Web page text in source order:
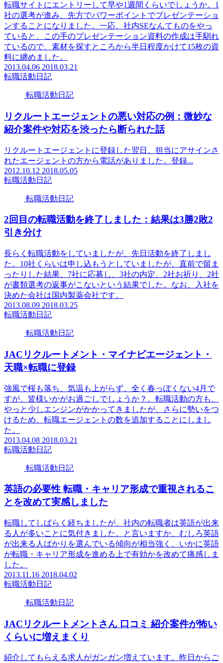
転職サイトにエントリーして早や1週間くらいでしょうか。1
社の選考が進み、先方でパワーポイントでプレゼンテーショ
ンすることになりました。一応、社内SEなんてものをやっ
ていると、この手のプレゼンテーション資料の作成は手馴れ
ているので、素材を探すところから半日程度かけて15枚の資
料に纏めました。
2013.04.06 2018.03.21
転職活動日記
転職活動日記
リクルートエージェントの悪い対応の例：微妙な
紹介案件や対応を渋ったら断られた話
リクルートエージェントに登録した翌日、担当にアサインさ
れたエージェントの方から電話がありました。登録...
2012.10.12 2018.05.05
転職活動日記
転職活動日記
2回目の転職活動を終了しました：結果は3勝2敗2
引き分け
長らく転職活動をしていましたが、先日活動を終了しまし
た。10社くらいは申し込もうとしていましたが、直前で留ま
ったりした結果、7社に応募し、3社の内定、2社お祈り、2社
が書類選考の返事がこないという結果でした。なお、入社を
決めた会社は国内製薬会社です。
2013.08.09 2018.03.25
転職活動日記
転職活動日記
JACリクルートメント・マイナビエージェント・
天職×転職に登録
強風で桜も落ち、気温も上がらず、全く春っぽくない4月で
すが、皆様いかがお過ごしでしょうか？。転職活動の方も、
やっと少しエンジンがかかってきましたが、さらに勢いをつ
けるため、転職エージェントの数を追加することにしまし
た。
2013.04.08 2018.03.21
転職活動日記
転職活動日記
英語の必要性 転職・キャリア形成で重視されるこ
とを改めて実感しました
転職してしばらく経ちましたが、社内の転職者は英語が出来
る人が多いことに気付きました。と言いますか、むしろ英語
が出来る人ばかりを選んでいる傾向が相当強く、いかに英語
が転職・キャリア形成を進める上で有効かを改めて痛感しま
した。
2013.11.16 2018.04.02
転職活動日記
転職活動日記
JACリクルートメントさん 口コミ 紹介案件が怖い
くらいに増えまくり
紹介してもらえる求人がガンガン増えています。昨日からご